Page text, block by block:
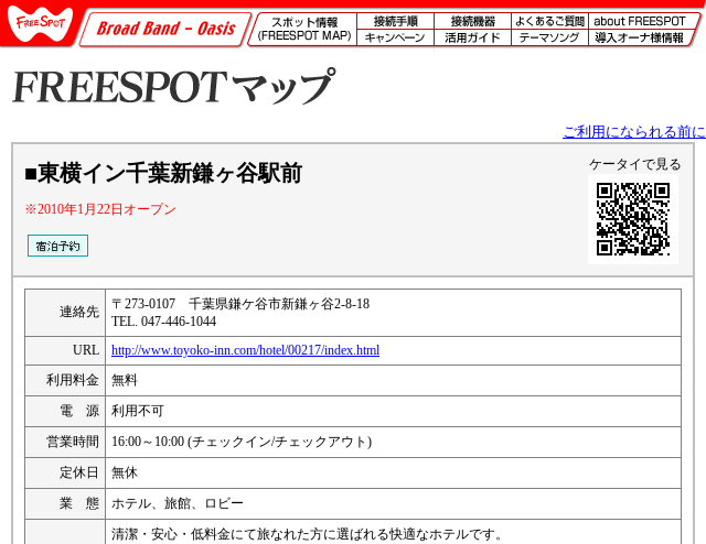
ご利用になられる前に
■東横イン千葉新鎌ヶ谷駅前 ケータイで見る
※2010年1月22日オープン
連絡先
〒273-0107 千葉県鎌ケ谷市新鎌ヶ谷2-8-18
TEL. 047-446-1044
URL
http://www.toyoko-inn.com/hotel/00217/index.html
利用料金
無料
電 源
利用不可
営業時間
16:00～10:00 (チェックイン/チェックアウト)
定休日
無休
業 態
ホテル、旅館、ロビー
清潔・安心・低料金にて旅なれた方に選ばれる快適なホテルです。